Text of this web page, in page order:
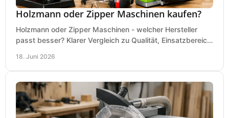
Holzmann oder Zipper Maschinen kaufen?
Holzmann oder Zipper Maschinen - welcher Hersteller
passt besser? Klarer Vergleich zu Qualität, Einsatzbereich,
18. Juni 2026